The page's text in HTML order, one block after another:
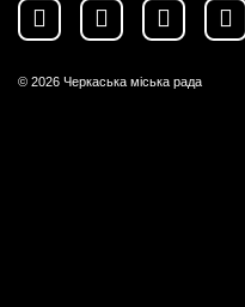
© 2026 Черкаська міська рада